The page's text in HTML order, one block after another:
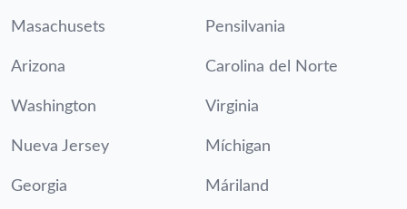
Masachusets Pensilvania
Arizona Carolina del Norte
Washington Virginia
Nueva Jersey Míchigan
Georgia Máriland